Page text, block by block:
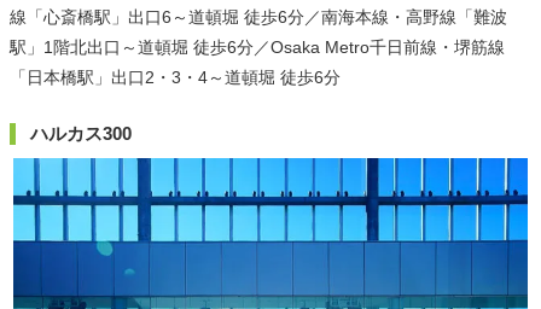
線「心斎橋駅」出口6～道頓堀 徒歩6分／南海本線・高野線「難波
駅」1階北出口～道頓堀 徒歩6分／Osaka Metro千日前線・堺筋線
「日本橋駅」出口2・3・4～道頓堀 徒歩6分
ハルカス300